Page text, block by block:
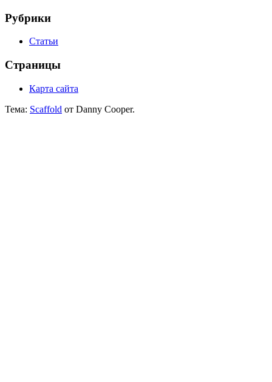
Рубрики
Статьи
Страницы
Карта сайта
Тема: Scaffold от Danny Cooper.